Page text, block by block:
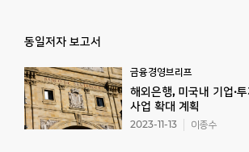
동일저자 보고서
금융경영브리프
해외은행, 미국내 기업·
사업 확대 계획
2023-11-13 이종수